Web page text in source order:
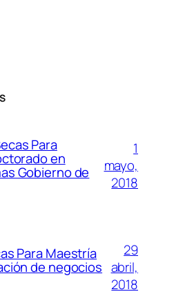
Para
en
Gobierno de
1
mayo,
2018
Para Maestría
de negocios
29
abril,
2018